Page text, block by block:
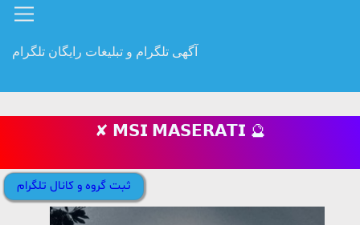
آگهی تلگرام و تبلیغات رایگان تلگرام
✘ 𝗠𝗦𝗜 𝗠𝗔𝗦𝗘𝗥𝗔𝗧𝗜 🔮
ثبت گروه و کانال تلگرام